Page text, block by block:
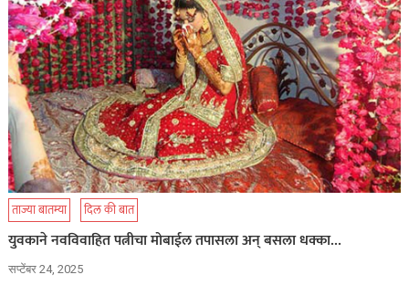
ताज्या बातम्या दिल की बात
युवकाने नवविवाहित पत्नीचा मोबाईल तपासला अन् बसला धक्का…
सप्टेंबर 24, 2025